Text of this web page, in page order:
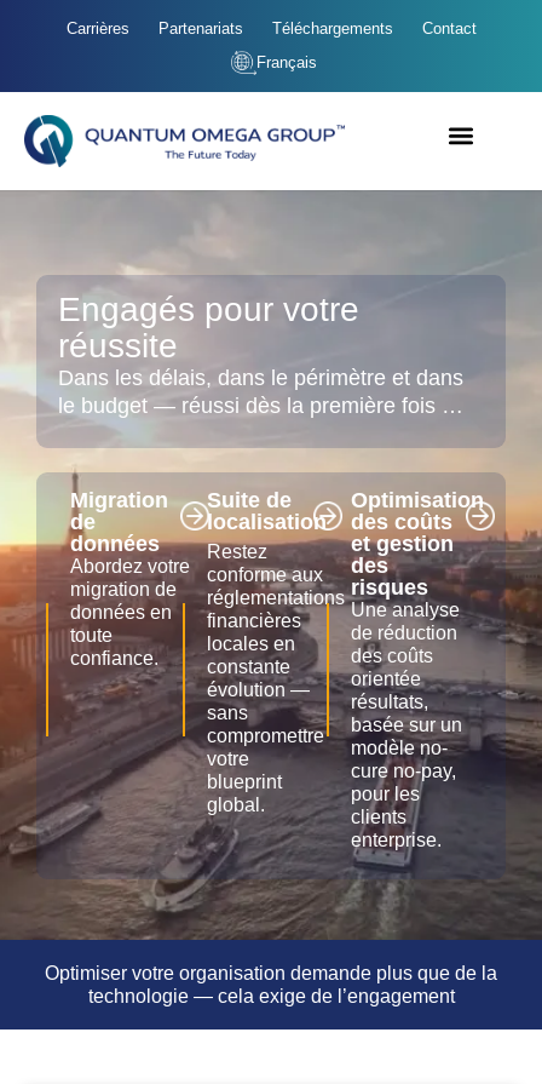
Carrières Partenariats Téléchargements
Contact
Français
Engagés pour votre
réussite
Dans les délais, dans le périmètre et dans
le budget — réussi dès la première fois …
Migration
de
données
Abordez votre
migration de
données en
toute
confiance.
Suite de
localisation
Restez
conforme aux
réglementations
financières
locales en
constante
évolution —
sans
compromettre
votre
blueprint
global.
Optimisation
des coûts
et gestion
des
risques
Une analyse
de réduction
des coûts
orientée
résultats,
basée sur un
modèle no-
cure no-pay,
pour les
clients
enterprise.
Optimiser votre organisation demande plus que de la
technologie — cela exige de l’engagement